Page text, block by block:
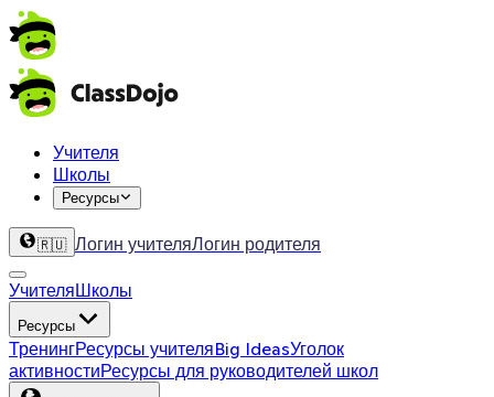
Учителя
Школы
Ресурсы
🇷🇺 Логин учителяЛогин родителя
УчителяШколы
Ресурсы
ТренингРесурсы учителяBig IdeasУголок
активностиРесурсы для руководителей школ